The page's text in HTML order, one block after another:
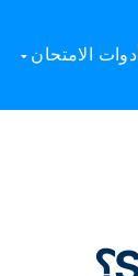
الامتحان